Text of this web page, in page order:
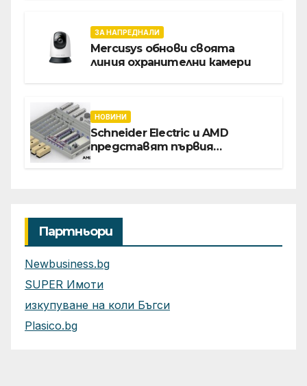
ЗА НАПРЕДНАЛИ
Mercusys обнови своята
линия охранителни камери
НОВИНИ
Schneider Electric и AMD
представят първия
Партньори
Newbusiness.bg
SUPER Имоти
изкупуване на коли Бъгси
Plasico.bg